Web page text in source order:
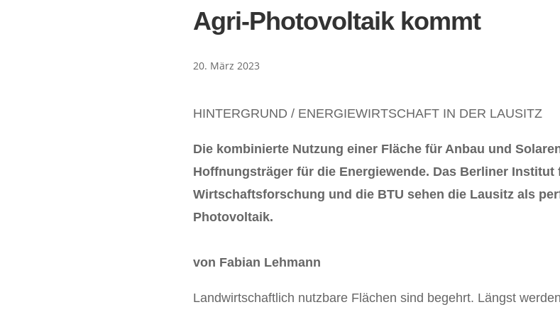
Agri-Photovoltaik kommt
20. März 2023
HINTERGRUND / ENERGIEWIRTSCHAFT IN DER LAUSITZ
Die kombinierte Nutzung einer Fläche für Anbau und
Hoffnungsträger für die Energiewende. Das Berliner Institut
Wirtschaftsforschung und die BTU sehen die Lausitz als
Photovoltaik.
von Fabian Lehmann
Landwirtschaftlich nutzbare Flächen sind begehrt. Längst